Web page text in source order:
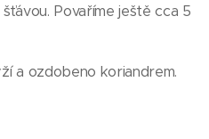
Povaříme ještě cca 5
a ozdobeno koriandrem.